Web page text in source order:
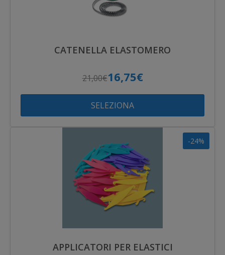
CATENELLA ELASTOMERO
21,00€16,75€
SELEZIONA
-24%
APPLICATORI PER ELASTICI